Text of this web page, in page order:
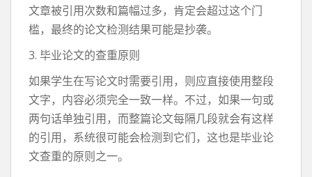
文章被引用次数和篇幅过多，肯定会超过这个门
槛，最终的论文检测结果可能是抄袭。
3. 毕业论文的查重原则
如果学生在写论文时需要引用，则应直接使用整段
文字，内容必须完全一致一样。不过，如果一句或
两句话单独引用，而整篇论文每隔几段就会有这样
的引用，系统很可能会检测到它们，这也是毕业论
文查重的原则之一。